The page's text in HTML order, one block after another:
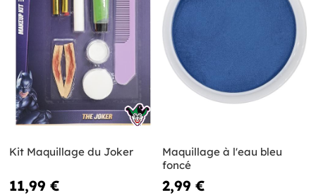
Kit Maquillage du Joker
11,99 €
Maquillage à l'eau bleu
foncé
2,99 €